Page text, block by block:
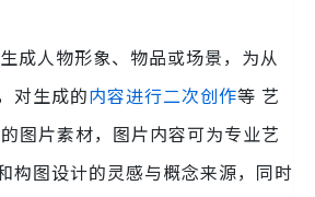
成人物形象、物品或场景，为从
对生成的内容进行二次创作等 艺
图片素材，图片内容可为专业艺
构图设计的灵感与概念来源，同时